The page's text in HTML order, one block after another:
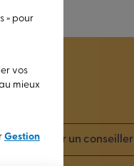
Contacter un conseiller
» pour
vos
mieux
Gestion